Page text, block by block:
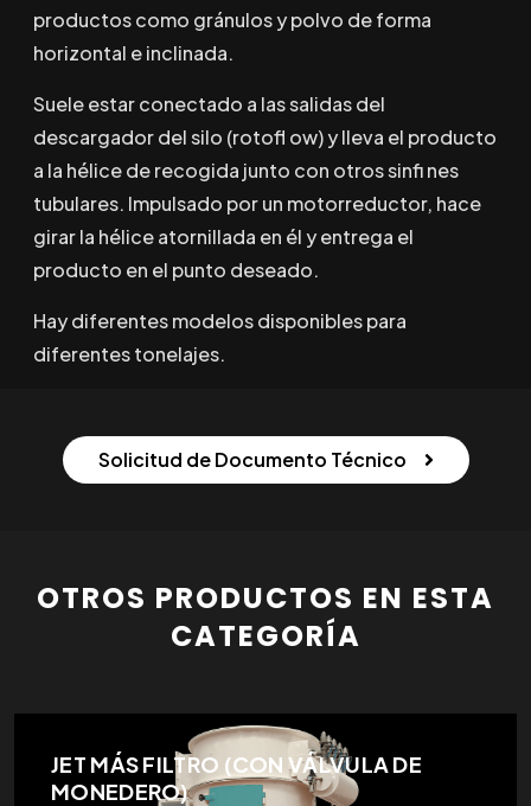
productos como gránulos y polvo de forma
horizontal e inclinada.
Suele estar conectado a las salidas del
descargador del silo (rotofl ow) y lleva el producto
a la hélice de recogida junto con otros sinfi nes
tubulares. Impulsado por un motorreductor, hace
girar la hélice atornillada en él y entrega el
producto en el punto deseado.
Hay diferentes modelos disponibles para
diferentes tonelajes.
Solicitud de Documento Técnico
OTROS PRODUCTOS EN ESTA
CATEGORÍA
JET MÁS FILTRO (CON VÁLVULA DE
MONEDERO)